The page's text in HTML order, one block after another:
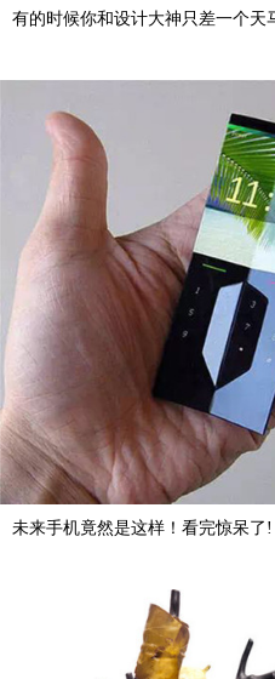
有的时候你和设计大神只差一个天
未来手机竟然是这样！看完惊呆了!